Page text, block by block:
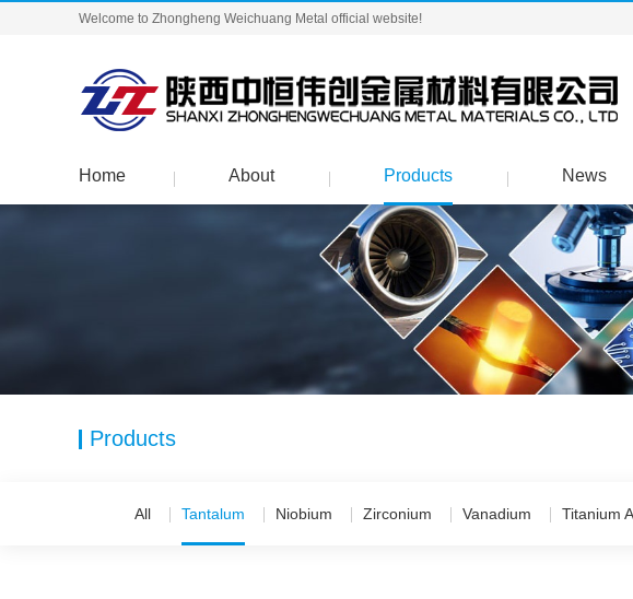
Welcome to Zhongheng Weichuang Metal official website!
Home About Products News
Products
All Tantalum Niobium Zirconium Vanadium Titanium